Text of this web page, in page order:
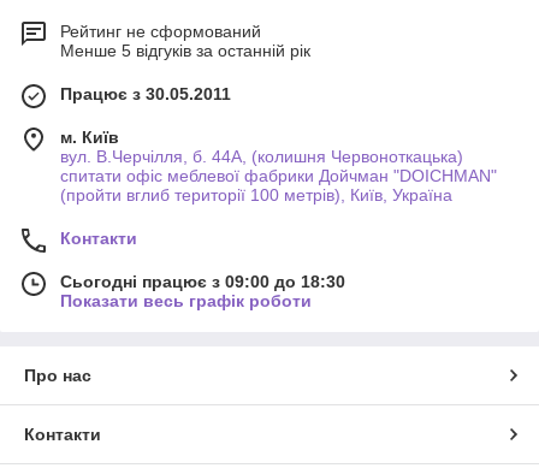
Рейтинг не сформований
Менше 5 відгуків за останній рік
Працює з 30.05.2011
м. Київ
вул. В.Черчілля, б. 44А, (колишня Червоноткацька)
спитати офіс меблевої фабрики Дойчман "DOICHMAN"
(пройти вглиб території 100 метрів), Київ, Україна
Контакти
Сьогодні працює з 09:00 до 18:30
Показати весь графік роботи
Про нас
Контакти